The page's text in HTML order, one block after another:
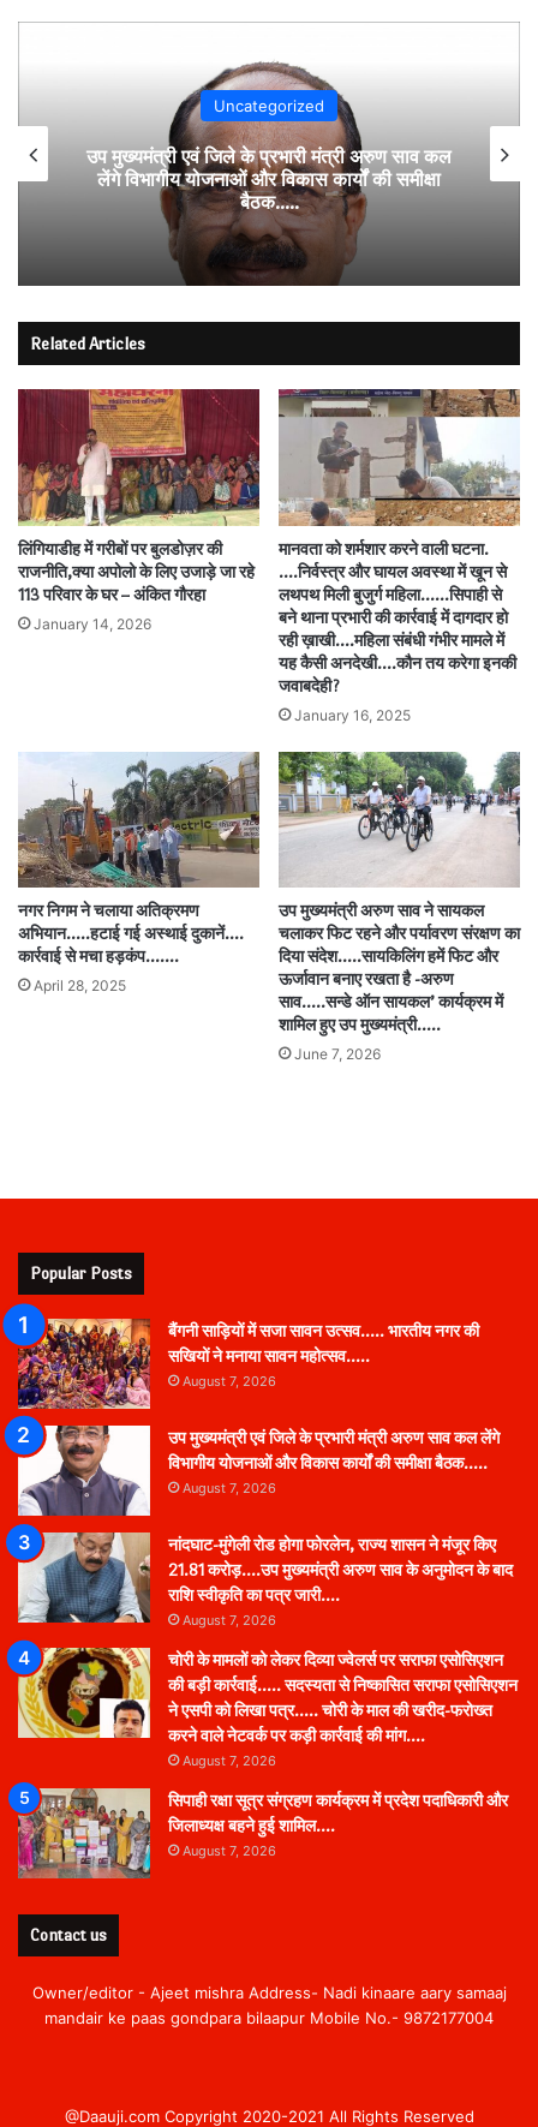
Uncategorized
उप मुख्यमंत्री एवं जिले के प्रभारी मंत्री अरुण साव कल
लेंगे विभागीय योजनाओं और विकास कार्यों की समीक्षा
बैठक…..
Related Articles
लिंगियाडीह में गरीबों पर बुलडोज़र की
राजनीति,क्या अपोलो के लिए उजाड़े जा रहे
113 परिवार के घर – अंकित गौरहा
January 14, 2026
मानवता को शर्मशार करने वाली घटना.
….निर्वस्त्र और घायल अवस्था में खून से
लथपथ मिली बुजुर्ग महिला……सिपाही से
बने थाना प्रभारी की कार्रवाई में दागदार हो
रही ख़ाखी….महिला संबंधी गंभीर मामले में
यह कैसी अनदेखी….कौन तय करेगा इनकी
जवाबदेही?
January 16, 2025
नगर निगम ने चलाया अतिक्रमण
अभियान…..हटाई गई अस्थाई दुकानें….
कार्रवाई से मचा हड़कंप…….
April 28, 2025
उप मुख्यमंत्री अरुण साव ने सायकल
चलाकर फिट रहने और पर्यावरण संरक्षण का
दिया संदेश…..सायकिलिंग हमें फिट और
ऊर्जावान बनाए रखता है -अरुण
साव…..सन्डे ऑन सायकल’ कार्यक्रम में
शामिल हुए उप मुख्यमंत्री…..
June 7, 2026
Popular Posts
बैंगनी साड़ियों में सजा सावन उत्सव….. भारतीय नगर की
सखियों ने मनाया सावन महोत्सव…..
August 7, 2026
उप मुख्यमंत्री एवं जिले के प्रभारी मंत्री अरुण साव कल लेंगे
विभागीय योजनाओं और विकास कार्यों की समीक्षा बैठक…..
August 7, 2026
नांदघाट-मुंगेली रोड होगा फोरलेन, राज्य शासन ने मंजूर किए
21.81 करोड़….उप मुख्यमंत्री अरुण साव के अनुमोदन के बाद
राशि स्वीकृति का पत्र जारी….
August 7, 2026
चोरी के मामलों को लेकर दिव्या ज्वेलर्स पर सराफा एसोसिएशन
की बड़ी कार्रवाई….. सदस्यता से निष्कासित सराफा एसोसिएशन
ने एसपी को लिखा पत्र….. चोरी के माल की खरीद-फरोख्त
करने वाले नेटवर्क पर कड़ी कार्रवाई की मांग….
August 7, 2026
सिपाही रक्षा सूत्र संग्रहण कार्यक्रम में प्रदेश पदाधिकारी और
जिलाध्यक्ष बहने हुई शामिल….
August 7, 2026
Contact us
Owner/editor - Ajeet mishra Address- Nadi kinaare aary samaaj
mandair ke paas gondpara bilaapur Mobile No.- 9872177004
@Daauji.com Copyright 2020-2021 All Rights Reserved